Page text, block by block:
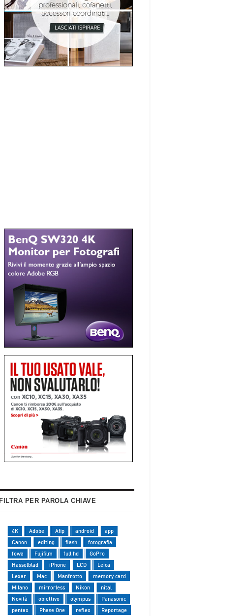
FILTRA PER PAROLA CHIAVE
4K Adobe Afip android
app
Canon
editing flash
fotografia
fowa
Fujifilm full hd
GoPro
Hasselblad
iPhone LCD
Leica
Lexar
Mac Manfrotto
memory card
Milano
mirrorless Nikon
nital
Novità
obiettivo olympus
Panasonic
pentax
Phase One reflex Reportage